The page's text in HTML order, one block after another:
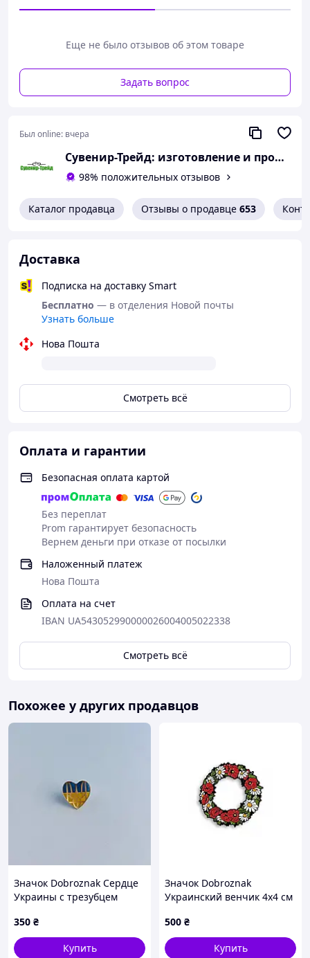
"Attack on Titan" отличается интенсивным сюжетом,
глубокими персонажами и непредсказуемыми
поворотами событий. Она завоевала мировую
популярность благодаря своему темному и
эмоциональному повествованию.
43 мм, Принимаем заказы с вашими
логотипами. Пишите на вайбер или
телеграмм - 068 960-60-03
Еще не было отзывов об этом товаре
Задать вопрос
Был online: вчера
Сувенир-Трейд: изготовление и продажа сувенирной и печатной продукции.
98% положительных отзывов
Каталог продавца Отзывы о продавце 653
Доставка
Подписка на доставку Smart
Бесплатно — в отделения Новой почты
Узнать больше
Нова Пошта
Смотреть всё
Оплата и гарантии
Безопасная оплата картой
Без переплат
Prom гарантирует безопасность
Вернем деньги при отказе от посылки
Наложенный платеж
Нова Пошта
Оплата на счет
IBAN UA543052990000026004005022338
Смотреть всё
Похожее у других продавцов
Значок Dobroznak Сердце
Украины с трезубцем
(6252)
350 ₴
Купить
Значок Dobroznak
Украинский венчик 4х4 см
500 ₴
Купить